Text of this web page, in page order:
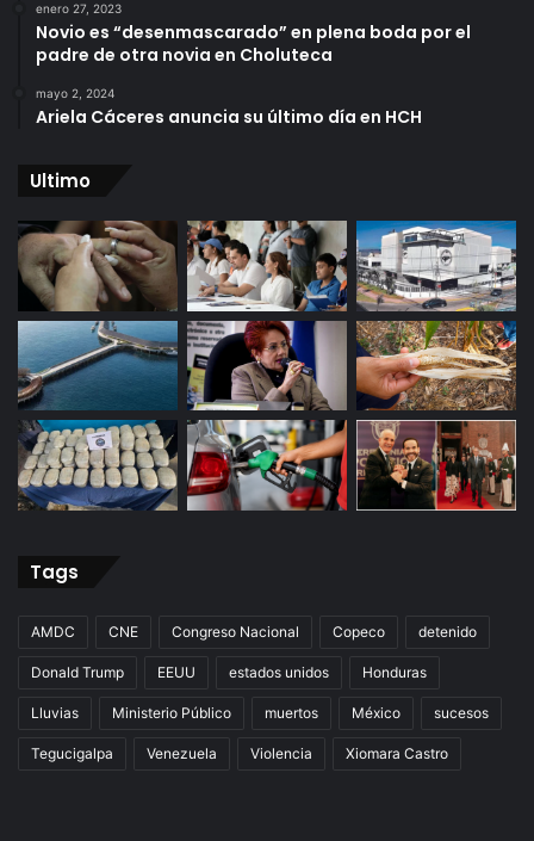
enero 27, 2023
Novio es “desenmascarado” en plena boda por el
padre de otra novia en Choluteca
mayo 2, 2024
Ariela Cáceres anuncia su último día en HCH
Ultimo
Tags
AMDC CNE Congreso Nacional Copeco detenido
Donald Trump EEUU estados unidos Honduras
Lluvias Ministerio Público muertos México sucesos
Tegucigalpa Venezuela Violencia Xiomara Castro